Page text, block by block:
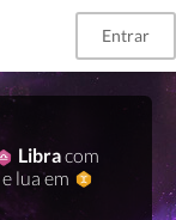
Entrar
Libracom
e lua em